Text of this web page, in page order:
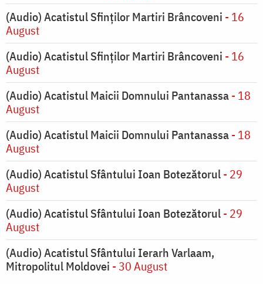
(Audio) Acatistul Sfinților Martiri Brâncoveni - 16
August
(Audio) Acatistul Sfinților Martiri Brâncoveni - 16
August
(Audio) Acatistul Maicii Domnului Pantanassa- 18
August
(Audio) Acatistul Maicii Domnului Pantanassa- 18
August
(Audio) Acatistul Sfântului Ioan Botezătorul- 29
August
(Audio) Acatistul Sfântului Ioan Botezătorul- 29
August
(Audio) Acatistul Sfântului Ierarh Varlaam,
Mitropolitul Moldovei - 30 August